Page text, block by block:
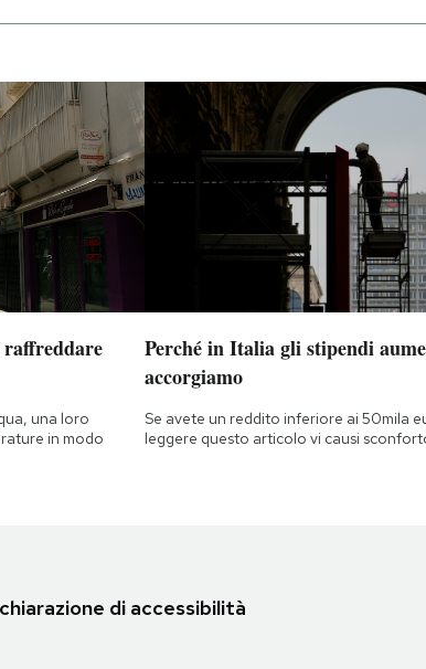
raffreddare
una loro
in modo
Perché in Italia gli stipendi
accorgiamo
Se avete un reddito inferiore ai 50mila
leggere questo articolo vi causi
di accessibilità